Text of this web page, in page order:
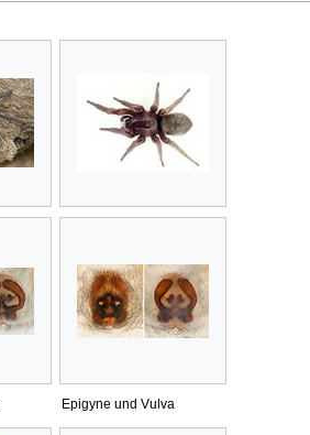
Epigyne und Vulva